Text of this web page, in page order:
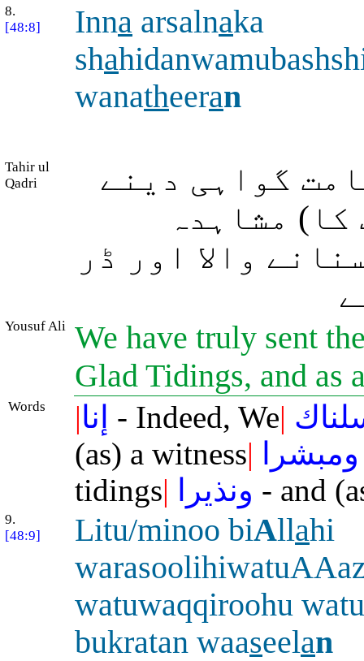
8.
[48:8]
Inna arsalnaka
sha
wanatheeran
Tahir ul
Qadri
گواہی دینے
مشاہدہ
والا اور ڈر
Yousuf Ali We have truly sent
Glad Tidings, and as
Words |إنا - Indeed, We|
(as) a witness| ومبشرا
tidings| ونذيرا - and
9.
[48:9]
Litu/minoo biAllahi
watuwaqqiroohu
bukratan waaseelan